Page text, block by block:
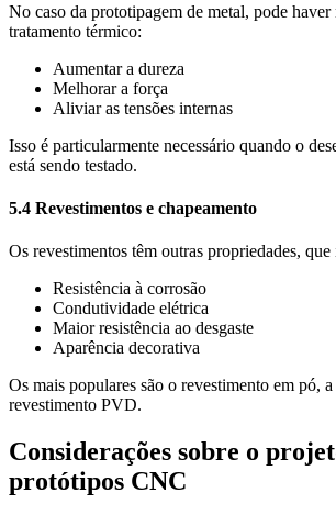
No caso da prototipagem de metal, pode haver
tratamento térmico:
Aumentar a dureza
Melhorar a força
Aliviar as tensões internas
Isso é particularmente necessário quando o
está sendo testado.
5.4 Revestimentos e chapeamento
Os revestimentos têm outras propriedades,
Resistência à corrosão
Condutividade elétrica
Maior resistência ao desgaste
Aparência decorativa
Os mais populares são o revestimento em pó,
revestimento PVD.
Considerações sobre o
protótipos CNC